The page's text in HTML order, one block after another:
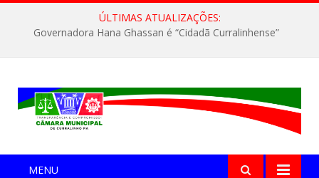
ÚLTIMAS ATUALIZAÇÕES:
Governadora Hana Ghassan é “Cidadã Curralinhense”
MENU